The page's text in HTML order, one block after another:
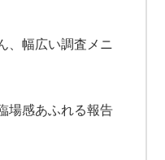
、幅広い調査メニ
場感あふれる報告